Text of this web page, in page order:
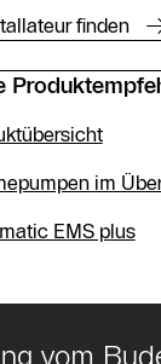
finden
im
EMS plus
vom